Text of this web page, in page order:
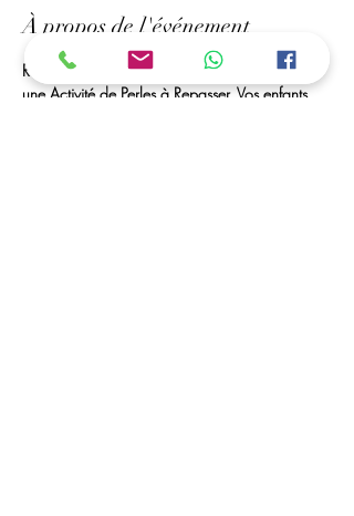
À propos de l'événement
Rendez-Vous à Mr bricolage de Royan, Pour
une Activité de Perles à Repasser. Vos enfants